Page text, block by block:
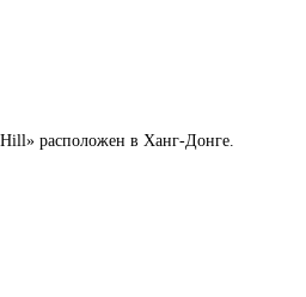
расположен в Ханг-Донге.